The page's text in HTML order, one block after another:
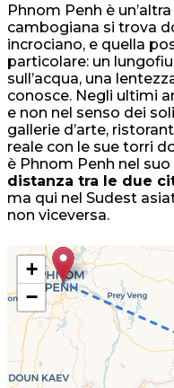
Phnom Penh è
cambogiana si trova
incrociano, e quella
particolare: un
sull’acqua, una
conosce. Negli ultimi
e non nel senso dei
gallerie d’arte,
reale con le sue torri
è Phnom Penh nel
distanza tra le due
ma qui nel Sudest
non viceversa.
+
−